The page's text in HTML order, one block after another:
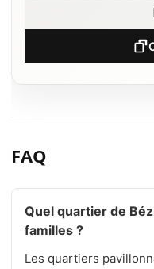
FAQ
Quel quartier de
familles ?
Les quartiers